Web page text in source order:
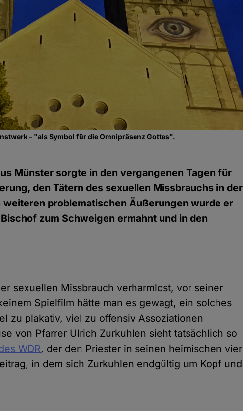
– "als Symbol für die Omnipräsenz Gottes".
Münster sorgte in den vergangenen Tagen für
den Tätern des sexuellen Missbrauchs in der
weiteren problematischen Äußerungen wurde er
zum Schweigen ermahnt und in den
sexuellen Missbrauch verharmlost, vor seiner
Spielfilm hätte man es gewagt, ein solches
zu plakativ, viel zu offensiv Assoziationen
von Pfarrer Ulrich Zurkuhlen sieht tatsächlich so
WDR, der den Priester in seinen heimischen vier
in dem sich Zurkuhlen endgültig um Kopf und